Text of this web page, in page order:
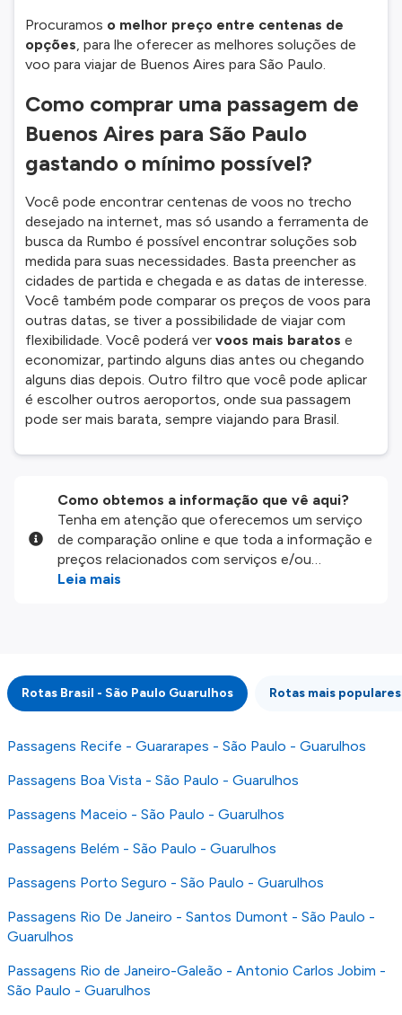
Procuramos o melhor preço entre centenas de
opções, para lhe oferecer as melhores soluções de
voo para viajar de Buenos Aires para São Paulo.
Como comprar uma passagem de
Buenos Aires para São Paulo
gastando o mínimo possível?
Você pode encontrar centenas de voos no trecho
desejado na internet, mas só usando a ferramenta de
busca da Rumbo é possível encontrar soluções sob
medida para suas necessidades. Basta preencher as
cidades de partida e chegada e as datas de interesse.
Você também pode comparar os preços de voos para
outras datas, se tiver a possibilidade de viajar com
flexibilidade. Você poderá ver voos mais baratos e
economizar, partindo alguns dias antes ou chegando
alguns dias depois. Outro filtro que você pode aplicar
é escolher outros aeroportos, onde sua passagem
pode ser mais barata, sempre viajando para Brasil.
Como obtemos a informação que vê aqui?
Tenha em atenção que oferecemos um serviço
de comparação online e que toda a informação e
preços relacionados com serviços e/ou
produtos disponíveis no nosso website são
integridade ou pela precisão da informação
publicada, por isso verifique com atenção todas
as condições no website do parceiro antes de
fazer uma reserva. Para mais detalhes verifique
os nossos
Termos e Condições.
Leia mais
Rotas Brasil - São Paulo Guarulhos Rotas mais
Passagens Recife - Guararapes - São Paulo - Guarulhos
Passagens Boa Vista - São Paulo - Guarulhos
Passagens Maceio - São Paulo - Guarulhos
Passagens Belém - São Paulo - Guarulhos
Passagens Porto Seguro - São Paulo - Guarulhos
Passagens Rio De Janeiro - Santos Dumont - São Paulo -
Guarulhos
Passagens Rio de Janeiro-Galeão - Antonio Carlos Jobim -
São Paulo - Guarulhos